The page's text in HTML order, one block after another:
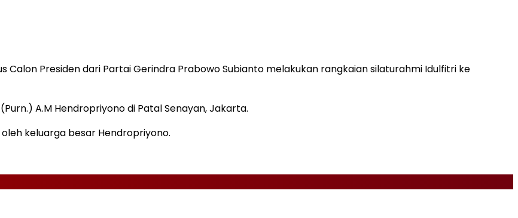
Calon Presiden dari Partai Gerindra Prabowo Subianto melakukan rangkaian silaturahmi Idulfitri ke
A.M Hendropriyono di Patal Senayan, Jakarta.
keluarga besar Hendropriyono.